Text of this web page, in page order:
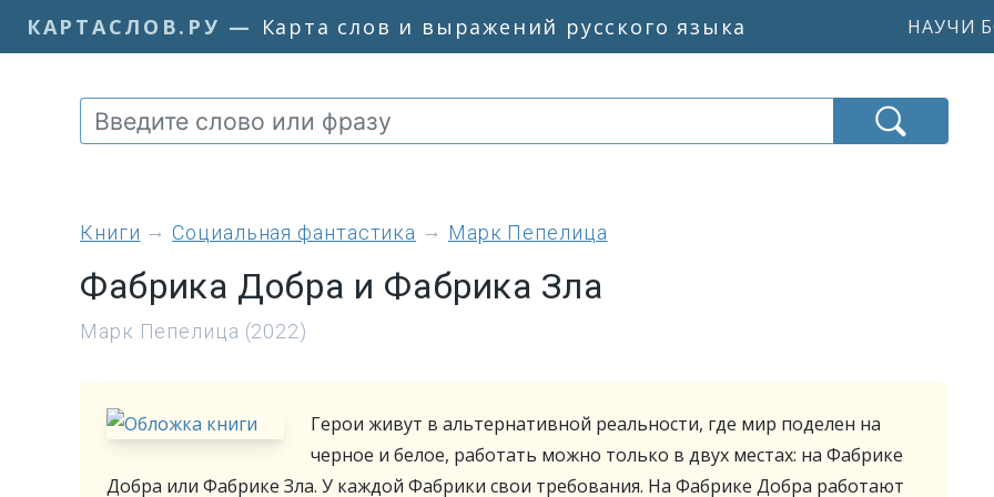
КАРТАСЛОВ.РУ — Карта слов и выражений русского языка НАУЧИ
книги Социальная фантастика Марк Пепелица
Фабрика Добра и Фабрика Зла
Марк Пепелица (2022)
Герои живут в альтернативной реальности, где мир поделен на
черное и белое, работать можно только в двух местах: на Фабрике
Добра или Фабрике Зла. У каждой Фабрики свои требования. На Фабрике Добра работают